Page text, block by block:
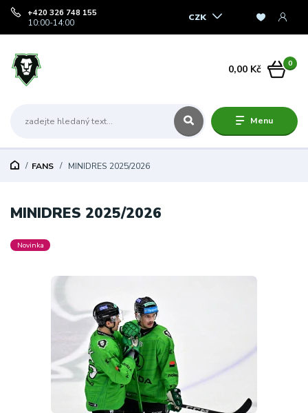
Menu
CZK
+420 326 748 155
10:00-14:00
0
0,00 Kč
FANS MINIDRES 2025/2026
MINIDRES 2025/2026
Novinka